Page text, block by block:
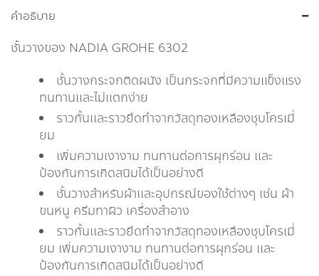
คำอธิบาย
ชั้นวางของ NADIA GROHE 6302
ชั้นวางกระจกติดผนัง เป็นกระจกที่มีความแข็งแรง
ทนทานและไม่แตกง่าย
ราวกั้นและราวยึดทำจากวัสดุทองเหลืองชุบโครเมี่
ยม
เพิ่มความเงางาม ทนทานต่อการผุกร่อน และ
ป้องกันการเกิดสนิมได้เป็นอย่างดี
ชั้นวางสำหรับผ้าและอุปกรณ์ของใช้ต่างๆ เช่น ผ้า
ขนหนู ครีมทาผิว เครื่องสำอาง
ราวกั้นและราวยึดทำจากวัสดุทองเหลืองชุบโครเมี่
ยม เพิ่มความเงางาม ทนทานต่อการผุกร่อน และ
ป้องกันการเกิดสนิมได้เป็นอย่างดี